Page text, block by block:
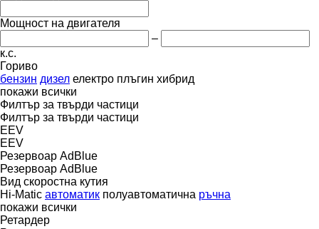
Мощност на двигателя
–
к.с.
Гориво
бензин дизел електро плъгин хибрид
покажи всички
Филтър за твърди частици
Филтър за твърди частици
EEV
EEV
Резервоар AdBlue
Резервоар AdBlue
Вид скоростна кутия
Hi-Matic автоматик полуавтоматична ръчна
покажи всички
Ретардер